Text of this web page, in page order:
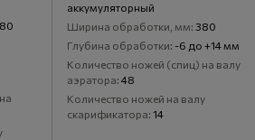
аккумуляторный
Ширина обработки, мм 380
Глубина обработки -6 до +14 мм
Количество ножей (спиц) на валу
аэратора 48
Количество ножей на валу
скарификатора 14